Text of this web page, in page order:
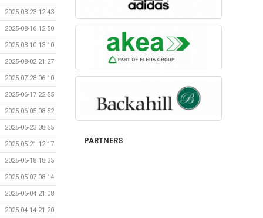
2025-08-23 12:43
2025-08-16 12:50
2025-08-10 13:10
2025-08-02 21:27
2025-07-28 06:10
2025-06-17 22:55
2025-06-05 08:52
2025-05-23 08:55
2025-05-21 12:17
2025-05-18 18:35
2025-05-07 08:14
2025-05-04 21:08
2025-04-14 21:20
PARTNERS